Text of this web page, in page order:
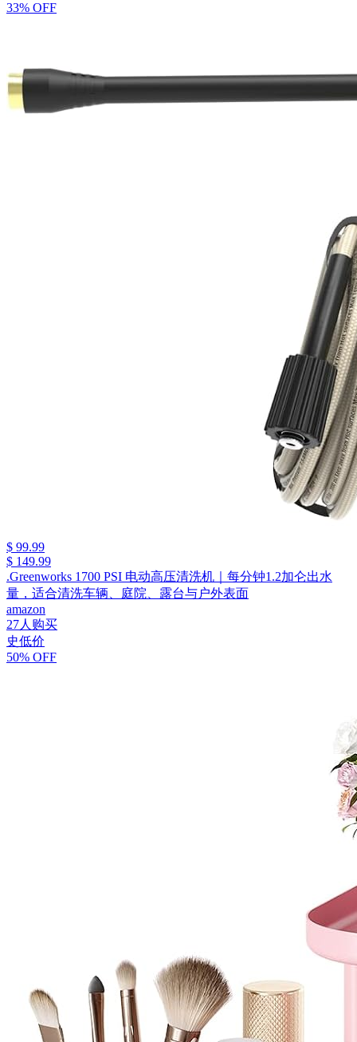
33% OFF
$ 99.99
$ 149.99
.Greenworks 1700 PSI 电动高压清洗机｜每分钟1.2加仑出水
量，适合清洗车辆、庭院、露台与户外表面
amazon
27人购买
史低价
50% OFF